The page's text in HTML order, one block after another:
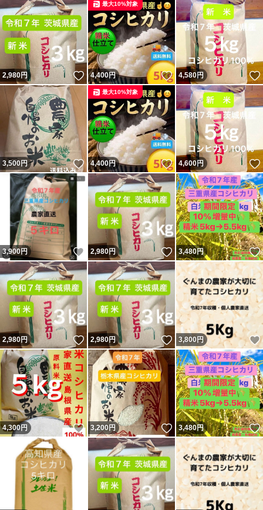
2,980円 いいね！
4,400円 いいね！
最大10%対象
4,580円
3,500円 いいね！
4,400円 いいね！
最大10%対象
4,600円
3,900円 いいね！
2,980円 いいね！
3,480円
2,980円 いいね！
2,980円 いいね！
3,800円
4,300円 いいね！
3,200円 いいね！
3,480円